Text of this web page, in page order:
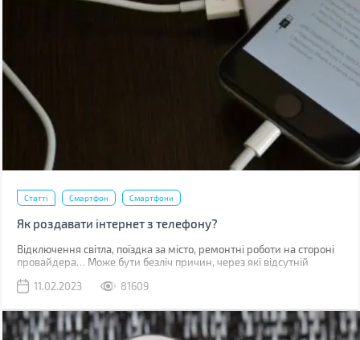
Статті Смартфон Смартфони
Як роздавати інтернет з телефону?
Відключення світла, поїздка за місто, ремонтні роботи на стороні
провайдера… Може бути безліч причин, через які відсутній
мобільна мережа, звичайно, якщо ви знаходитесь у зоні її
11.02.2023 81609